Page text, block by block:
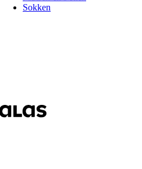
Sokken